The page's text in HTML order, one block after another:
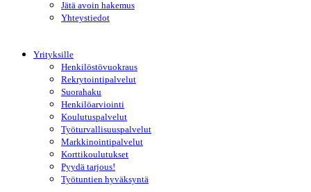
Jätä avoin hakemus
Yhteystiedot
Yrityksille
Henkilöstövuokraus
Rekrytointipalvelut
Suorahaku
Henkilöarviointi
Koulutuspalvelut
Työturvallisuuspalvelut
Markkinointipalvelut
Korttikoulutukset
Pyydä tarjous!
Työtuntien hyväksyntä